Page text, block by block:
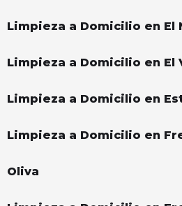
Limpieza a Domicilio en El
Limpieza a Domicilio en El
Limpieza a Domicilio en
Limpieza a Domicilio en
Oliva